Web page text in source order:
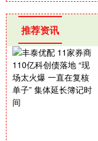
推荐资讯